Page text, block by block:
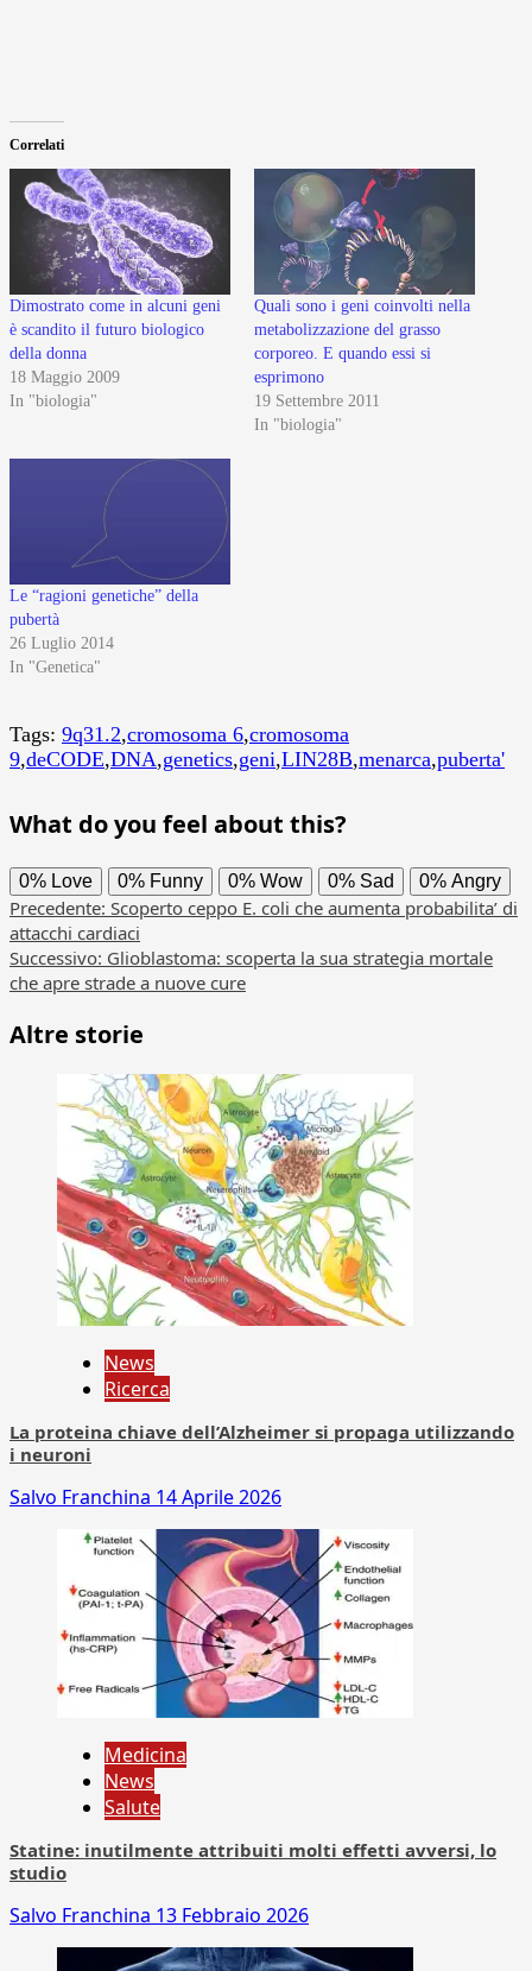
Correlati
Dimostrato come in alcuni geni
è scandito il futuro biologico
della donna
18 Maggio 2009
In "biologia"
Quali sono i geni coinvolti nella
metabolizzazione del grasso
corporeo. E quando essi si
esprimono
19 Settembre 2011
In "biologia"
Le “ragioni genetiche” della
pubertà
26 Luglio 2014
In "Genetica"
Tags: 9q31.2,cromosoma 6,cromosoma
9,deCODE,DNA,genetics,geni,LIN28B,menarca,puberta'
What do you feel about this?
0% Love 0% Funny 0% Wow 0% Sad 0% Angry
Navigazione
articolo
Precedente: Scoperto ceppo E. coli che aumenta probabilita’ di
attacchi cardiaci
Successivo: Glioblastoma: scoperta la sua strategia mortale
che apre strade a nuove cure
Altre storie
News
Ricerca
La proteina chiave dell’Alzheimer si propaga utilizzando
i neuroni
Salvo Franchina 14 Aprile 2026
Medicina
News
Salute
Statine: inutilmente attribuiti molti effetti avversi, lo
studio
Salvo Franchina 13 Febbraio 2026